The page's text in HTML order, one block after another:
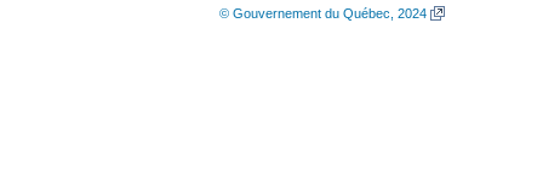
© Gouvernement du Québec, 2024